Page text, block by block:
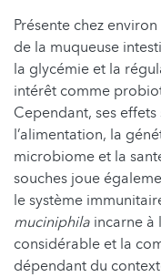
Présente chez
de la muqueuse
la glycémie et la
intérêt comme
Cependant, ses
l’alimentation, la
microbiome et la
souches joue
le système
muciniphila incarne à
considérable et la
dépendant du